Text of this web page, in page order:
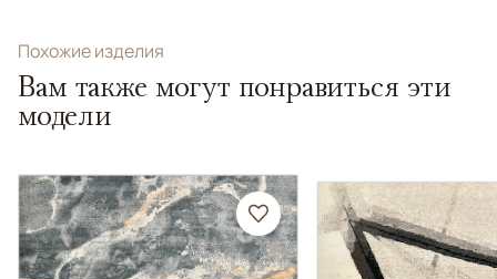
Похожие изделия
Вам также могут понравиться эти
модели